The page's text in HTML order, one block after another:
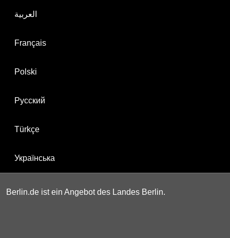
العربية
Français
Polski
Русский
Türkçe
Українська
Berlin.de ist ein Angebot des Landes Berlin.